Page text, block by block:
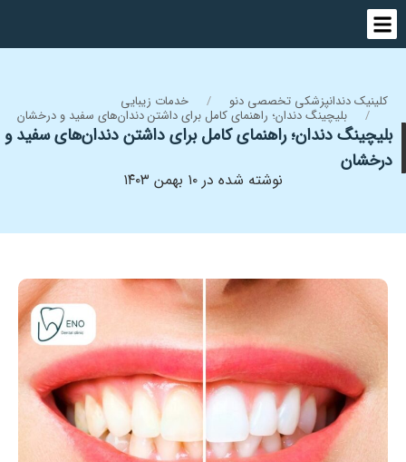
کلینیک دندانپزشکی تخصصی دنو خدمات زیبایی
بلیچینگ دندان؛ راهنمای کامل برای داشتن دندان‌های سفید و درخشان
بلیچینگ دندان؛ راهنمای کامل برای داشتن دندان‌های سفید و
درخشان
نوشته شده در ۱۰ بهمن ۱۴۰۳